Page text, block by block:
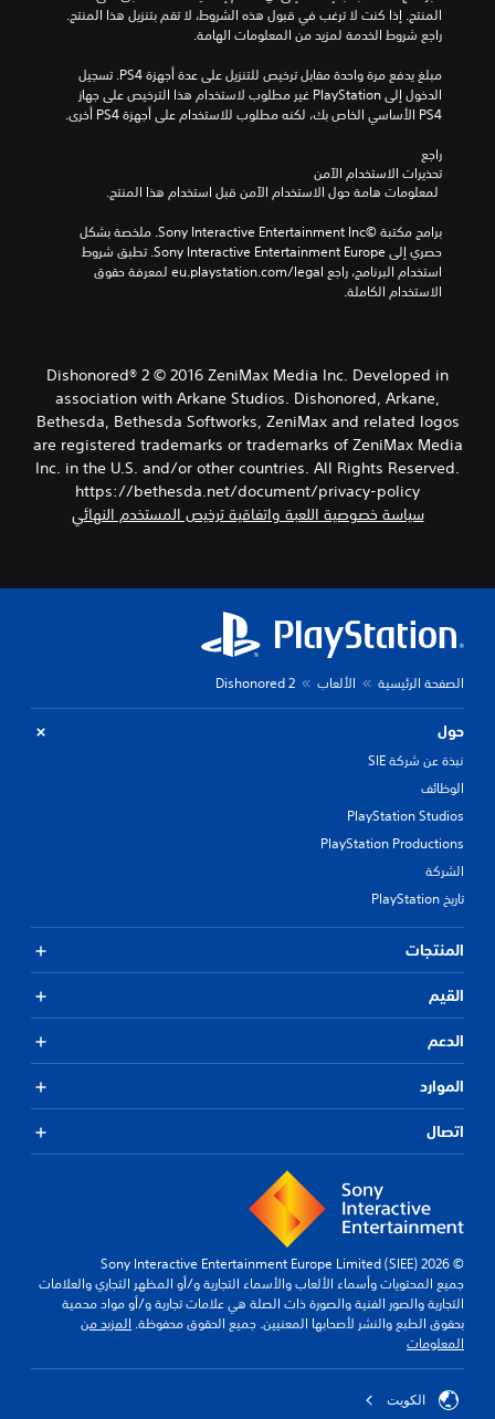
راجع شروط الخدمة لمزيد من المعلومات الهامة.
PS4 الأساسي الخاص بك، لكنه مطلوب للاستخدام على أجهزة PS4 أخرى.
راجع
تحذيرات الاستخدام الآمن
الاستخدام الكاملة.
Dishonored® 2 © 2016 ZeniMax Media Inc. Developed in
association with Arkane Studios. Dishonored, Arkane,
Bethesda, Bethesda Softworks, ZeniMax and related logos
are registered trademarks or trademarks of ZeniMax Media
Inc. in the U.S. and/or other countries. All Rights Reserved.
https://bethesda.net/document/privacy-policy
سياسة خصوصية اللعبة واتفاقية ترخيص المستخدم النهائي
الصفحة الرئيسية الألعاب Dishonored 2
حول
نبذة عن شركة SIE
الوظائف
PlayStation Studios
PlayStation Productions
الشركة
تاريخ PlayStation
المنتجات
القيم
الدعم
الموارد
اتصال
© 2026 Sony Interactive Entertainment Europe Limited (SIEE)
جميع المحتويات وأسماء الألعاب والأسماء التجارية و/أو المظهر التجاري والعلامات
التجارية والصور الفنية والصورة ذات الصلة هي علامات تجارية و/أو مواد محمية
بحقوق الطبع والنشر لأصحابها المعنيين. جميع الحقوق محفوظة. المزيد من
المعلومات
الكويت‎